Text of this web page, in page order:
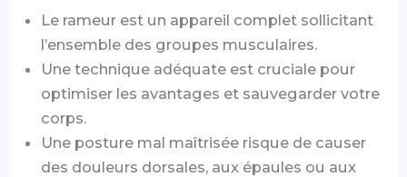
Le rameur est un appareil complet sollicitant
l’ensemble des groupes musculaires.
Une technique adéquate est cruciale pour
optimiser les avantages et sauvegarder votre
corps.
Une posture mal maîtrisée risque de causer
des douleurs dorsales, aux épaules ou aux